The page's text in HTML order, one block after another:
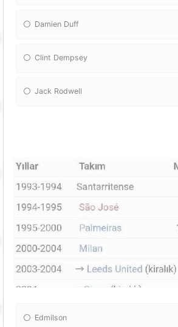
Damien Duff
Clint Dempsey
Jack Rodwell
Edmilson